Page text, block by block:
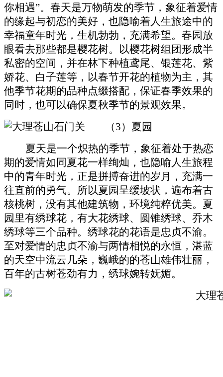
你相遇”。春天是万物萌发的季节，象征着爱情
的缘起与初恋的美好，也隐喻着人生旅途中的
幸福童年时光，生机勃勃，充满希望。春园放
眼看去那些都是樱花树。以樱花树组团形成半
私密的空间，并在林下种植鸢尾、银莲花、紫
娇花、白子莲等，以春节开花的植物为主，其
他季节花期的品种点缀搭配，保证春季效果的
同时，也可以确保夏秋季节的景观效果。
（3）夏园
夏天是一个炽热的季节，象征着处于热恋
期的爱情如同夏花一样绚灿，也隐喻人生旅程
中的青年时光，正是拼搏奋进的岁月，充满一
往直前的勇气。所以夏园呈缓坡状，遍布着古
核桃树，没有其他建筑物，环境纯粹优美。夏
园里有绣球花，有大花绣球、圆锥绣球、乔木
绣球等三个品种。绣球花的花语是忠贞不渝。
至对爱情的忠贞不渝与两情相悦的永恒，湛蓝
的天空中流云几朵，巍峨的的苍山雄伟壮丽，
百年的古树苍劲有力，绣球婉转妩媚。